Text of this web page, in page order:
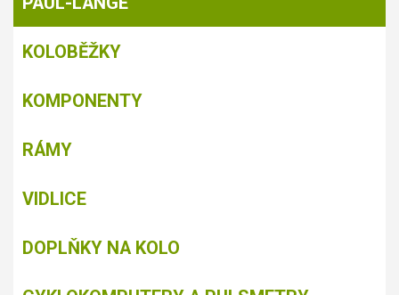
KOLOBĚŽKY
KOMPONENTY
RÁMY
VIDLICE
DOPLŇKY NA KOLO